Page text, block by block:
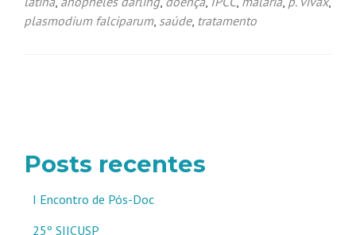
plasmodium falciparum, saúde, tratamento
Posts recentes
I Encontro de Pós-Doc
25º SIICUSP